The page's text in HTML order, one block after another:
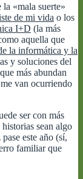
«mala suerte»
de mi vida o los
I+D (la más
aquella que
la informática y la
y soluciones del
más abundan
van ocurriendo
ser con más
sean algo
este año (sí,
familiar que